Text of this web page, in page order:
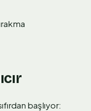
başlıyor: